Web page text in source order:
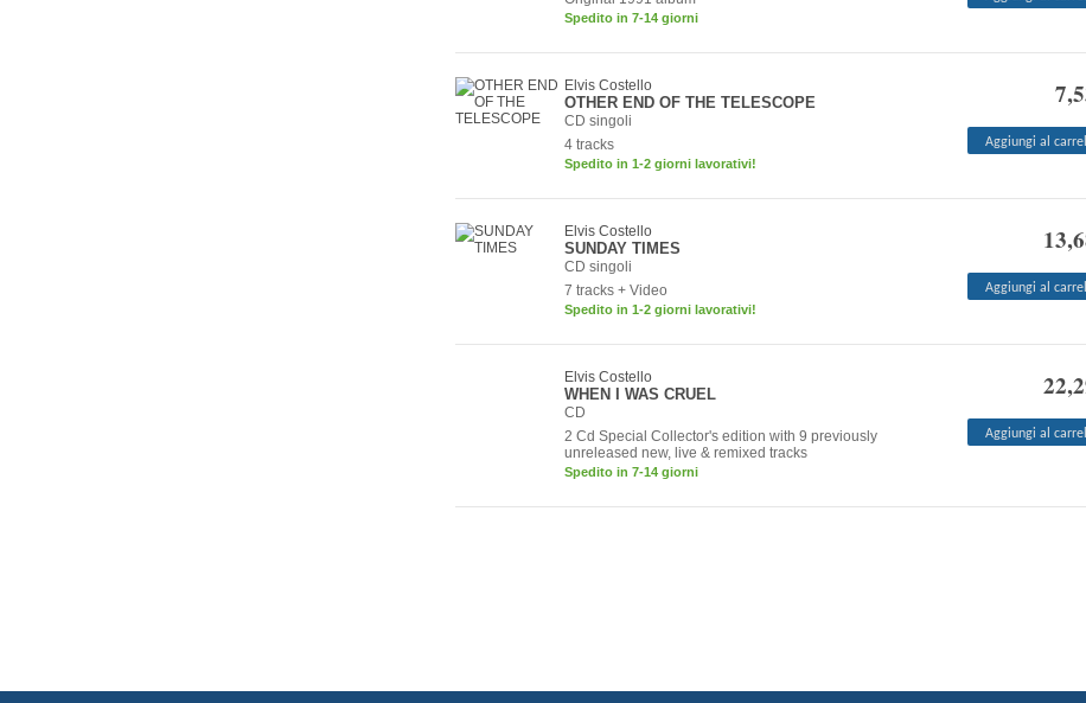
Spedito in 7-14 giorni
Elvis Costello
OTHER END OF THE TELESCOPE
CD singoli
4 tracks
Spedito in 1-2 giorni lavorativi!
Aggiungi al
Elvis Costello
SUNDAY TIMES
CD singoli
7 tracks + Video
Spedito in 1-2 giorni lavorativi!
Aggiungi al
Elvis Costello
WHEN I WAS CRUEL
CD
2 Cd Special Collector's edition with 9 previously
unreleased new, live & remixed tracks
Spedito in 7-14 giorni
Aggiungi al